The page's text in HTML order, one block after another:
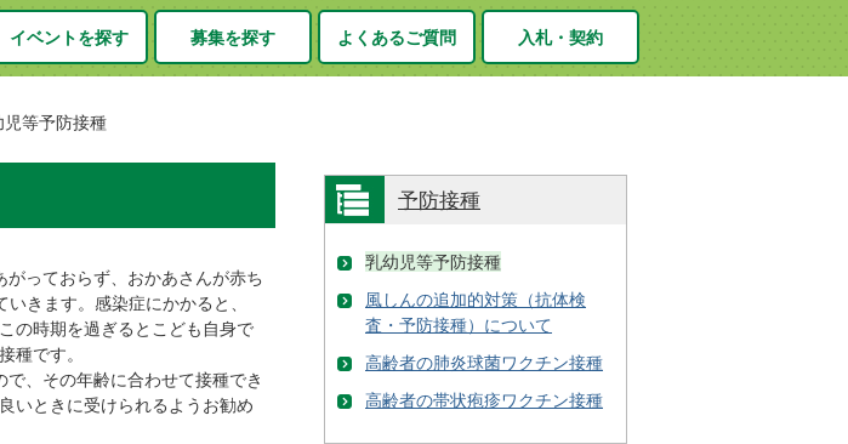
イベントを探す 募集を探す よくあるご質問 入札・契約
児等予防接種
っておらず、おかあさんが赤ち
きます。感染症にかかると、
の時期を過ぎるとこども自身で
種です。
、その年齢に合わせて接種でき
いときに受けられるようお勧め
予防接種
乳幼児等予防接種
風しんの追加的対策（抗体検
査・予防接種）について
高齢者の肺炎球菌ワクチン接種
高齢者の帯状疱疹ワクチン接種